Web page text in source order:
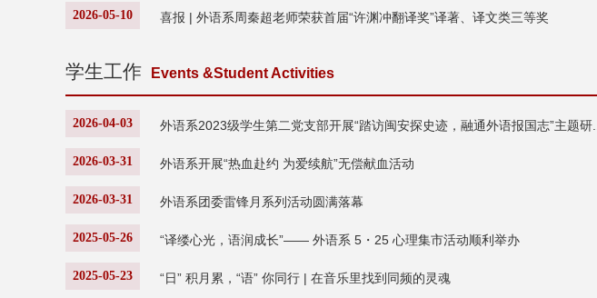
2026-05-10 喜报 | 外语系周秦超老师荣获首届“许渊冲翻译奖”译著、译文类三等奖
学生工作 Events &Student Activities
2026-04-03 外语系2023级学生第二党支部开展“踏访闽安探史迹，融通外语报国志”主题研...
2026-03-31 外语系开展“热血赴约 为爱续航”无偿献血活动
2026-03-31 外语系团委雷锋月系列活动圆满落幕
2025-05-26 “译缕心光，语润成长”—— 外语系 5・25 心理集市活动顺利举办
2025-05-23 “日” 积月累，“语” 你同行 | 在音乐里找到同频的灵魂